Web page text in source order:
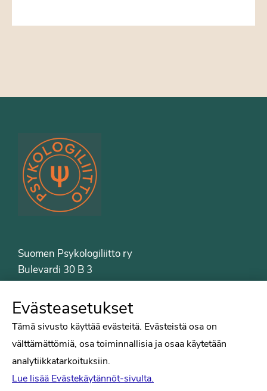
Suomen Psykologiliitto ry
Bulevardi 30 B 3
Puh. 09-6122 9122
Psykologiliiton sivut
Tiede
Puheenvuorot
Evästeasetukset
Tämä sivusto käyttää evästeitä. Evästeistä osa on
välttämättömiä, osa toiminnallisia ja osaa käytetään
analytiikkatarkoituksiin.
Lue lisää Evästekäytännöt-sivulta.